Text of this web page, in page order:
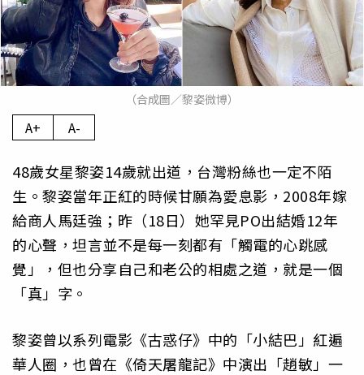
（合成圖／黎姿微博）
A+ A-
48歲女星黎姿14歲就出道，台灣粉絲也一定不陌
生。黎姿當年正紅的時候甘願為愛息影，2008年嫁
給商人馬廷強；昨（18日）她罕見PO出結婚12年
的心聲，坦言並不是每一刻都有「觸電的心跳感
覺」，但也分享自己和老公的相處之道，就是一個
「真」字。
黎姿曾以系列電影《古惑仔》中的「小結巴」紅遍
華人圈，也曾在《倚天屠龍記》中演出「趙敏」一